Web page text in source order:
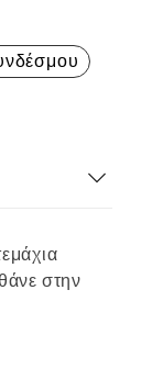
στην